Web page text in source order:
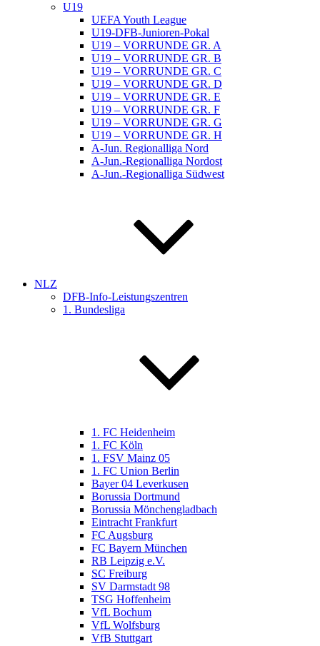
U19
UEFA Youth League
U19-DFB-Junioren-Pokal
U19 – VORRUNDE GR. A
U19 – VORRUNDE GR. B
U19 – VORRUNDE GR. C
U19 – VORRUNDE GR. D
U19 – VORRUNDE GR. E
U19 – VORRUNDE GR. F
U19 – VORRUNDE GR. G
U19 – VORRUNDE GR. H
A-Jun. Regionalliga Nord
A-Jun.-Regionalliga Nordost
A-Jun.-Regionalliga Südwest
NLZ
DFB-Info-Leistungszentren
1. Bundesliga
1. FC Heidenheim
1. FC Köln
1. FSV Mainz 05
1. FC Union Berlin
Bayer 04 Leverkusen
Borussia Dortmund
Borussia Mönchengladbach
Eintracht Frankfurt
FC Augsburg
FC Bayern München
RB Leipzig e.V.
SC Freiburg
SV Darmstadt 98
TSG Hoffenheim
VfL Bochum
VfL Wolfsburg
VfB Stuttgart